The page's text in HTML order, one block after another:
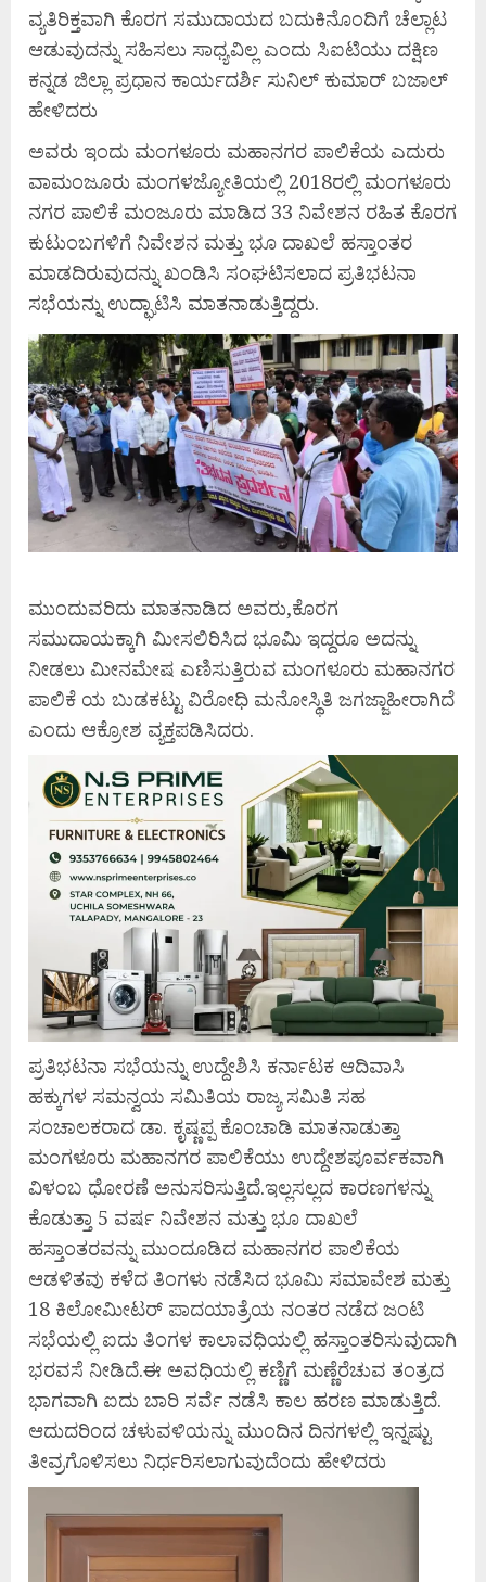
ವ್ಯತಿರಿಕ್ತವಾಗಿ ಕೊರಗ ಸಮುದಾಯದ ಬದುಕಿನೊಂದಿಗೆ ಚೆಲ್ಲಾಟ
ಆಡುವುದನ್ನು ಸಹಿಸಲು ಸಾಧ್ಯವಿಲ್ಲ ಎಂದು ಸಿಐಟಿಯು ದಕ್ಷಿಣ
ಕನ್ನಡ ಜಿಲ್ಲಾ ಪ್ರಧಾನ ಕಾರ್ಯದರ್ಶಿ ಸುನಿಲ್ ಕುಮಾರ್ ಬಜಾಲ್
ಹೇಳಿದರು
ಅವರು ಇಂದು ಮಂಗಳೂರು ಮಹಾನಗರ ಪಾಲಿಕೆಯ ಎದುರು
ವಾಮಂಜೂರು ಮಂಗಳಜ್ಯೋತಿಯಲ್ಲಿ 2018ರಲ್ಲಿ ಮಂಗಳೂರು
ನಗರ ಪಾಲಿಕೆ ಮಂಜೂರು ಮಾಡಿದ 33 ನಿವೇಶನ ರಹಿತ ಕೊರಗ
ಕುಟುಂಬಗಳಿಗೆ ನಿವೇಶನ ಮತ್ತು ಭೂ ದಾಖಲೆ ಹಸ್ತಾಂತರ
ಮಾಡದಿರುವುದನ್ನು ಖಂಡಿಸಿ ಸಂಘಟಿಸಲಾದ ಪ್ರತಿಭಟನಾ
ಸಭೆಯನ್ನು ಉದ್ಘಾಟಿಸಿ ಮಾತನಾಡುತ್ತಿದ್ದರು.
ಮುಂದುವರಿದು ಮಾತನಾಡಿದ ಅವರು,ಕೊರಗ
ಸಮುದಾಯಕ್ಕಾಗಿ ಮೀಸಲಿರಿಸಿದ ಭೂಮಿ ಇದ್ದರೂ ಅದನ್ನು
ನೀಡಲು ಮೀನಮೇಷ ಎಣಿಸುತ್ತಿರುವ ಮಂಗಳೂರು ಮಹಾನಗರ
ಪಾಲಿಕೆ ಯ ಬುಡಕಟ್ಟು ವಿರೋಧಿ ಮನೋಸ್ಥಿತಿ ಜಗಜ್ಜಾಹೀರಾಗಿದೆ
ಎಂದು ಆಕ್ರೋಶ ವ್ಯಕ್ತಪಡಿಸಿದರು.
ಪ್ರತಿಭಟನಾ ಸಭೆಯನ್ನು ಉದ್ದೇಶಿಸಿ ಕರ್ನಾಟಕ ಆದಿವಾಸಿ
ಹಕ್ಕುಗಳ ಸಮನ್ವಯ ಸಮಿತಿಯ ರಾಜ್ಯ ಸಮಿತಿ ಸಹ
ಸಂಚಾಲಕರಾದ ಡಾ. ಕೃಷ್ಣಪ್ಪ ಕೊಂಚಾಡಿ ಮಾತನಾಡುತ್ತಾ
ಮಂಗಳೂರು ಮಹಾನಗರ ಪಾಲಿಕೆಯು ಉದ್ದೇಶಪೂರ್ವಕವಾಗಿ
ವಿಳಂಬ ಧೋರಣೆ ಅನುಸರಿಸುತ್ತಿದೆ.ಇಲ್ಲಸಲ್ಲದ ಕಾರಣಗಳನ್ನು
ಕೊಡುತ್ತಾ 5 ವರ್ಷ ನಿವೇಶನ ಮತ್ತು ಭೂ ದಾಖಲೆ
ಹಸ್ತಾಂತರವನ್ನು ಮುಂದೂಡಿದ ಮಹಾನಗರ ಪಾಲಿಕೆಯ
ಆಡಳಿತವು ಕಳೆದ ತಿಂಗಳು ನಡೆಸಿದ ಭೂಮಿ ಸಮಾವೇಶ ಮತ್ತು
18 ಕಿಲೋಮೀಟರ್ ಪಾದಯಾತ್ರೆಯ ನಂತರ ನಡೆದ ಜಂಟಿ
ಸಭೆಯಲ್ಲಿ ಐದು ತಿಂಗಳ ಕಾಲಾವಧಿಯಲ್ಲಿ ಹಸ್ತಾಂತರಿಸುವುದಾಗಿ
ಭರವಸೆ ನೀಡಿದೆ.ಈ ಅವಧಿಯಲ್ಲಿ ಕಣ್ಣಿಗೆ ಮಣ್ಣೆರೆಚುವ ತಂತ್ರದ
ಭಾಗವಾಗಿ ಐದು ಬಾರಿ ಸರ್ವೆ ನಡೆಸಿ ಕಾಲ ಹರಣ ಮಾಡುತ್ತಿದೆ.
ಆದುದರಿಂದ ಚಳುವಳಿಯನ್ನು ಮುಂದಿನ ದಿನಗಳಲ್ಲಿ ಇನ್ನಷ್ಟು
ತೀವ್ರಗೊಳಿಸಲು ನಿರ್ಧರಿಸಲಾಗುವುದೆಂದು ಹೇಳಿದರು